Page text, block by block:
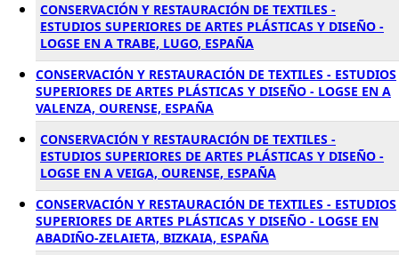
CONSERVACIÓN Y RESTAURACIÓN DE TEXTILES -
ESTUDIOS SUPERIORES DE ARTES PLÁSTICAS Y DISEÑO -
LOGSE EN A TRABE, LUGO, ESPAÑA
CONSERVACIÓN Y RESTAURACIÓN DE TEXTILES - ESTUDIOS
SUPERIORES DE ARTES PLÁSTICAS Y DISEÑO - LOGSE EN A
VALENZA, OURENSE, ESPAÑA
CONSERVACIÓN Y RESTAURACIÓN DE TEXTILES -
ESTUDIOS SUPERIORES DE ARTES PLÁSTICAS Y DISEÑO -
LOGSE EN A VEIGA, OURENSE, ESPAÑA
CONSERVACIÓN Y RESTAURACIÓN DE TEXTILES - ESTUDIOS
SUPERIORES DE ARTES PLÁSTICAS Y DISEÑO - LOGSE EN
ABADIÑO-ZELAIETA, BIZKAIA, ESPAÑA